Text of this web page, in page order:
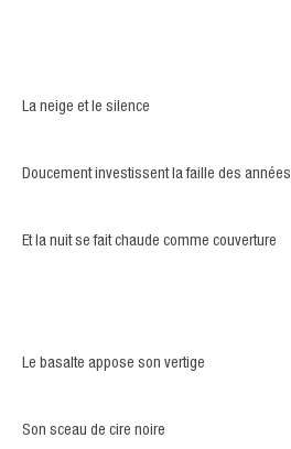
La neige et le silence
Doucement investissent la faille des années
Et la nuit se fait chaude comme couverture
Le basalte appose son vertige
Son sceau de cire noire